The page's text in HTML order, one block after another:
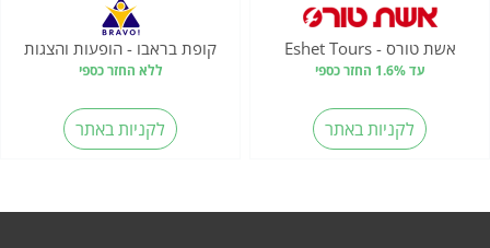
אשת טורס - Eshet Tours
עד 1.6% החזר כספי
לקניות באתר
קופת בראבו - הופעות והצגות
ללא החזר כספי
לקניות באתר